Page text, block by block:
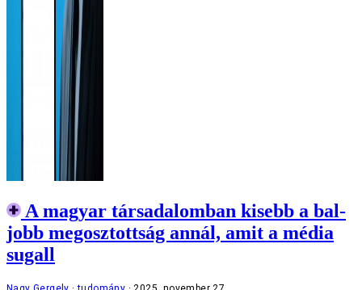
A magyar társadalomban kisebb a bal-
jobb megosztottság annál, amit a média
sugall